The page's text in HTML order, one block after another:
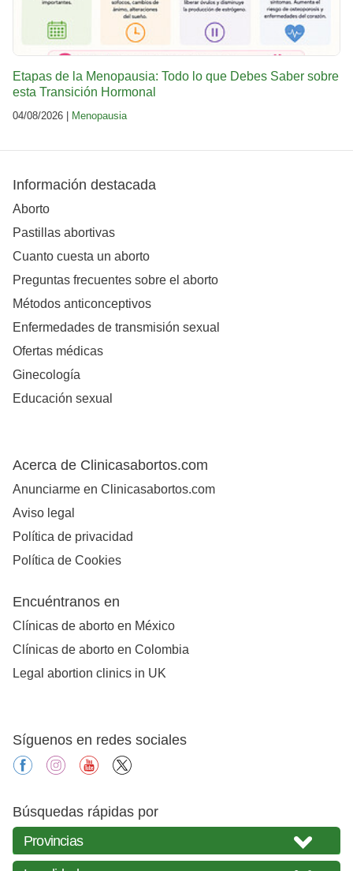
Etapas de la Menopausia: Todo lo que Debes Saber sobre
esta Transición Hormonal
04/08/2026 | Menopausia
Información destacada
Aborto
Pastillas abortivas
Cuanto cuesta un aborto
Preguntas frecuentes sobre el aborto
Métodos anticonceptivos
Enfermedades de transmisión sexual
Ofertas médicas
Ginecología
Educación sexual
Acerca de Clinicasabortos.com
Anunciarme en Clinicasabortos.com
Aviso legal
Política de privacidad
Política de Cookies
Encuéntranos en
Clínicas de aborto en México
Clínicas de aborto en Colombia
Legal abortion clinics in UK
Síguenos en redes sociales
facebookinstagramyoutube
Búsquedas rápidas por